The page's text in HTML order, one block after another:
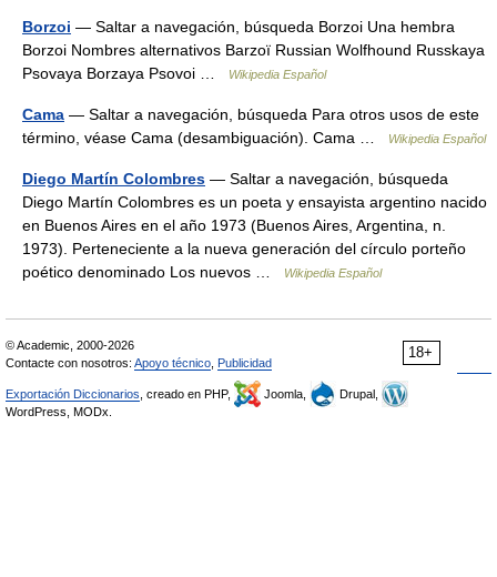
Borzoi — Saltar a navegación, búsqueda Borzoi Una hembra
Borzoi Nombres alternativos Barzoï Russian Wolfhound Russkaya
Psovaya Borzaya Psovoi …
Wikipedia Español
Cama — Saltar a navegación, búsqueda Para otros usos de este
término, véase Cama (desambiguación). Cama …
Wikipedia Español
Diego Martín Colombres — Saltar a navegación, búsqueda
Diego Martín Colombres es un poeta y ensayista argentino nacido
en Buenos Aires en el año 1973 (Buenos Aires, Argentina, n.
1973). Perteneciente a la nueva generación del círculo porteño
poético denominado Los nuevos …
Wikipedia Español
18+
© Academic, 2000-2026
Contacte con nosotros: Apoyo técnico Publicidad
Exportación Diccionarios , creado en PHP, Joomla,
Drupal,
WordPress, MODx.